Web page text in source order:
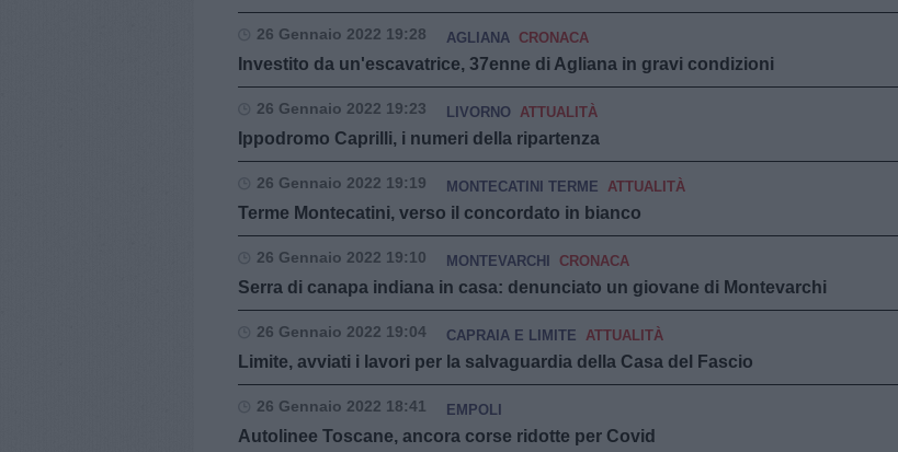
26 Gennaio 2022 19:28 AGLIANA CRONACA
Investito da un'escavatrice, 37enne di Agliana in gravi condizioni
26 Gennaio 2022 19:23 LIVORNO ATTUALITÀ
Ippodromo Caprilli, i numeri della ripartenza
26 Gennaio 2022 19:19 MONTECATINI TERME ATTUALITÀ
Terme Montecatini, verso il concordato in bianco
26 Gennaio 2022 19:10 MONTEVARCHI CRONACA
Serra di canapa indiana in casa: denunciato un giovane di Montevarchi
26 Gennaio 2022 19:04 CAPRAIA E LIMITE ATTUALITÀ
Limite, avviati i lavori per la salvaguardia della Casa del Fascio
26 Gennaio 2022 18:41 EMPOLI
Autolinee Toscane, ancora corse ridotte per Covid